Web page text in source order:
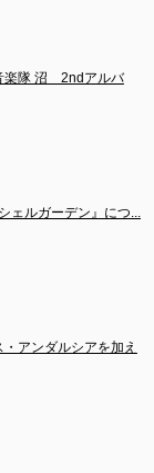
楽隊 沼　2ndアルバ
ェルガーデン』につ...
アンダルシアを加え